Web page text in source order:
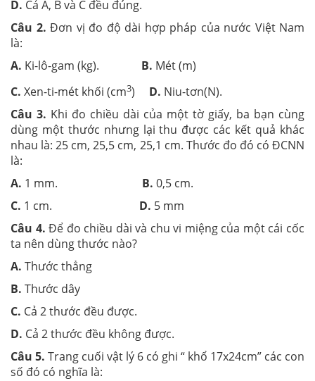
D. Cả A, B và C đều đúng.
Câu 2. Đơn vị đo độ dài hợp pháp của nước Việt Nam
là:
A. Ki-lô-gam (kg). B. Mét (m)
C. Xen-ti-mét khối (cm3) D. Niu-tơn(N).
Câu 3. Khi đo chiều dài của một tờ giấy, ba bạn cùng
dùng một thước nhưng lại thu được các kết quả khác
nhau là: 25 cm, 25,5 cm, 25,1 cm. Thước đo đó có ĐCNN
là:
A. 1 mm. B. 0,5 cm.
C. 1 cm. D. 5 mm
Câu 4.Để đo chiều dài và chu vi miệng của một cái cốc
ta nên dùng thước nào?
A. Thước thẳng
B. Thước dây
C. Cả 2 thước đều được.
D. Cả 2 thước đều không được.
Câu 5. Trang cuối vật lý 6 có ghi “ khổ 17x24cm” các con
số đó có nghĩa là: